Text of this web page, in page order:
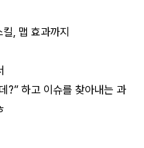
, 맵 효과까지
?” 하고 이슈를 찾아내는 과